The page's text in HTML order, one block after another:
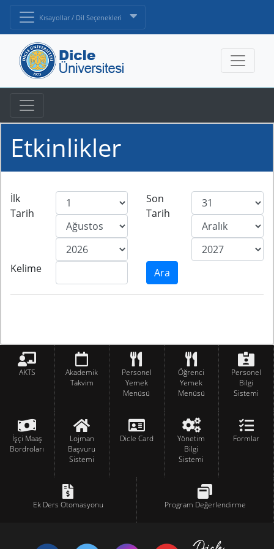
Kısayollar / Dil Seçenekleri
Etkinlikler
İlk
Tarih
Son
Tarih
Kelime
AKTS
Akademik
Takvim
Personel
Yemek
Menüsü
Öğrenci
Yemek
Menüsü
Personel
Bilgi
Sistemi
İşçi Maaş
Bordroları
Lojman
Başvuru
Sistemi
Dicle Card
Yönetim
Bilgi
Sistemi
Formlar
Ek Ders Otomasyonu Program Değerlendirme